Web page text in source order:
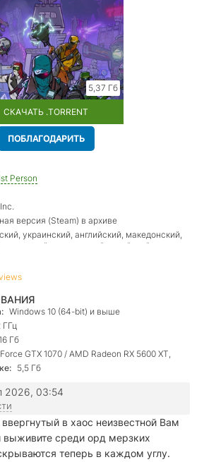
5,37 Гб
СКАЧАТЬ .TORRENT
ПОБЛАГОДАРИТЬ
Person
версия (Steam) в архиве
украинский, английский, македонский,
итальянский, китайский
Windows 10 (64-bit) и выше
ГГц
16 Гб
GTX 1070 / AMD Radeon RX 5600 XT,
5,5 Гб
2026, 03:54
в хаос неизвестной Вам
выживите среди орд мерзких
теперь в каждом углу.